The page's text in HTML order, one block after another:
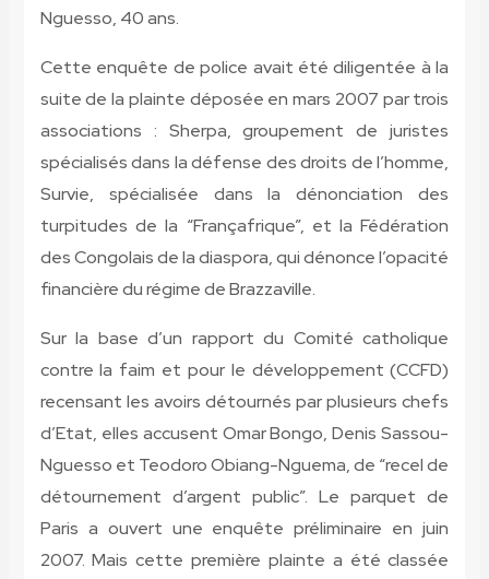
Nguesso, 40 ans.
Cette enquête de police avait été diligentée à la
suite de la plainte déposée en mars 2007 par trois
associations : Sherpa, groupement de juristes
spécialisés dans la défense des droits de l’homme,
Survie, spécialisée dans la dénonciation des
turpitudes de la “Françafrique”, et la Fédération
des Congolais de la diaspora, qui dénonce l’opacité
financière du régime de Brazzaville.
Sur la base d’un rapport du Comité catholique
contre la faim et pour le développement (CCFD)
recensant les avoirs détournés par plusieurs chefs
d’Etat, elles accusent Omar Bongo, Denis Sassou-
Nguesso et Teodoro Obiang-Nguema, de “recel de
détournement d’argent public”. Le parquet de
Paris a ouvert une enquête préliminaire en juin
2007. Mais cette première plainte a été classée